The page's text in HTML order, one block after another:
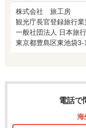
株式会社 旅工房
観光庁長官登録旅行
一般社団法人 日本旅
東京都豊島区東池袋
電話で
海